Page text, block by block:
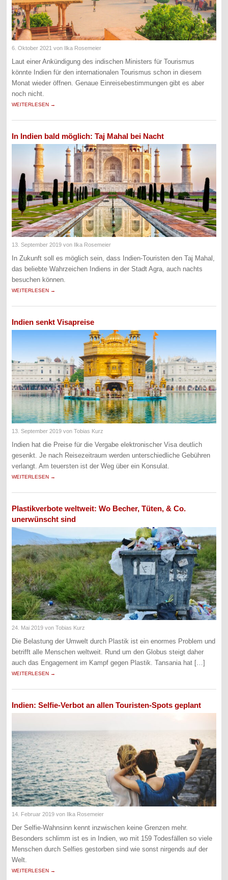
6. Oktober 2021 von Ilka Rosemeier
Laut einer Ankündigung des indischen Ministers für Tourismus
könnte Indien für den internationalen Tourismus schon in diesem
Monat wieder öffnen. Genaue Einreisebestimmungen gibt es aber
noch nicht.
WEITERLESEN →
In Indien bald möglich: Taj Mahal bei Nacht
13. September 2019 von Ilka Rosemeier
In Zukunft soll es möglich sein, dass Indien-Touristen den Taj Mahal,
das beliebte Wahrzeichen Indiens in der Stadt Agra, auch nachts
besuchen können.
WEITERLESEN →
Indien senkt Visapreise
13. September 2019 von Tobias Kurz
Indien hat die Preise für die Vergabe elektronischer Visa deutlich
gesenkt. Je nach Reisezeitraum werden unterschiedliche Gebühren
verlangt. Am teuersten ist der Weg über ein Konsulat.
WEITERLESEN →
Plastikverbote weltweit: Wo Becher, Tüten, & Co.
unerwünscht sind
24. Mai 2019 von Tobias Kurz
Die Belastung der Umwelt durch Plastik ist ein enormes Problem und
betrifft alle Menschen weltweit. Rund um den Globus steigt daher
auch das Engagement im Kampf gegen Plastik. Tansania hat […]
WEITERLESEN →
Indien: Selfie-Verbot an allen Touristen-Spots geplant
14. Februar 2019 von Ilka Rosemeier
Der Selfie-Wahnsinn kennt inzwischen keine Grenzen mehr.
Besonders schlimm ist es in Indien, wo mit 159 Todesfällen so viele
Menschen durch Selfies gestorben sind wie sonst nirgends auf der
Welt.
WEITERLESEN →